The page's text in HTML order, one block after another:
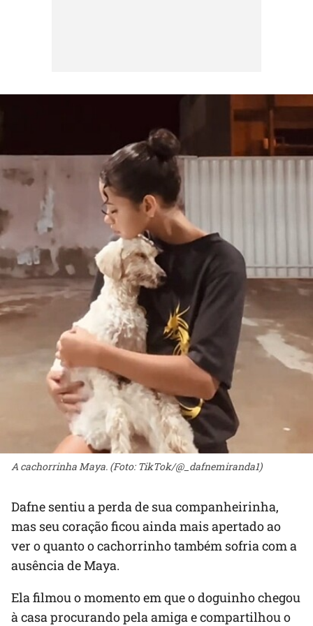
A cachorrinha Maya. (Foto: TikTok/@_dafnemiranda1)
Dafne sentiu a perda de sua companheirinha,
mas seu coração ficou ainda mais apertado ao
ver o quanto o cachorrinho também sofria com a
ausência de Maya.
Ela filmou o momento em que o doguinho chegou
à casa procurando pela amiga e compartilhou o